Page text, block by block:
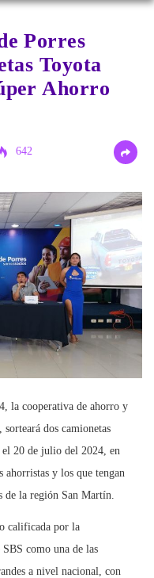
Porres
Toyota
Ahorro
642
la cooperativa de ahorro y
dos camionetas
20 de julio del 2024, en
ahorristas y los que tengan
de la región San Martín.
calificada por la
como una de las
a nivel nacional, con